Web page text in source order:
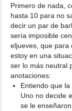
Primero de nada,
hasta 10 para no
decir un par de
sería imposible
eljueves, que para
estoy en una
ser lo más neutral
anotaciones:
Entiendo que
Uno no decide
se le